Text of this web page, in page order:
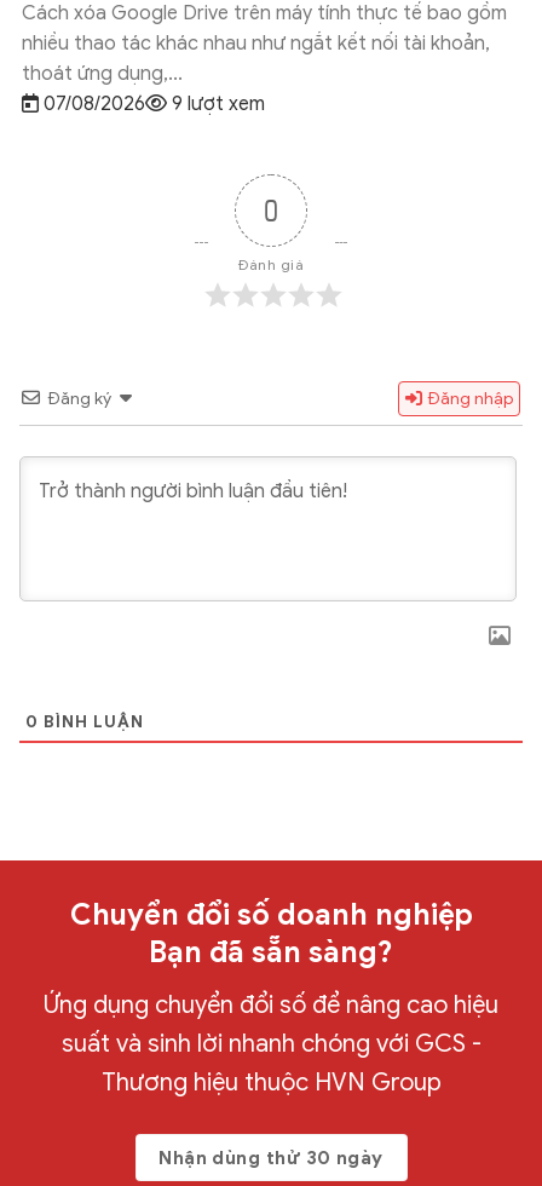
Tích hợp Google Drive với Grok Studio giúp người dùng
đưa tài liệu đang lưu trên Google Drive vào quy trình
làm việc với Grok...
07/08/2026
8 lượt xem
0
Đánh giá
Đăng ký Đăng nhập
0 BÌNH LUẬN
Chuyển đổi số doanh nghiệp
Bạn đã sẵn sàng?
Ứng dụng chuyển đổi số để nâng cao hiệu
suất và sinh lời nhanh chóng với GCS -
Thương hiệu thuộc HVN Group
Nhận dùng thử 30 ngày